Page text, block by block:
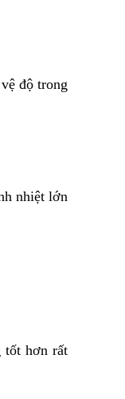
độ trong
nhiệt lớn
tốt hơn rất